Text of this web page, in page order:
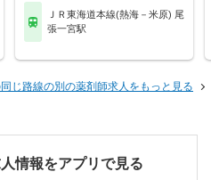
ＪＲ東海道本線(熱海－米原) 尾
張一宮駅
じ路線の別の薬剤師求人をもっと見る
情報をアプリで見る